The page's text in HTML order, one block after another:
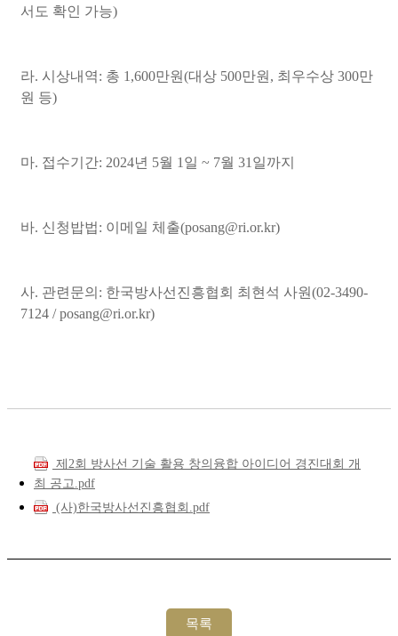
서도 확인 가능)
라. 시상내역: 총 1,600만원(대상 500만원, 최우수상 300만
원 등)
마. 접수기간: 2024년 5월 1일 ~ 7월 31일까지
바. 신청밥법: 이메일 체출(posang@ri.or.kr)
사. 관련문의: 한국방사선진흥협회 최현석 사원(02-3490-
7124 / posang@ri.or.kr)
제2회 방사선 기술 활용 창의융합 아이디어 경진대회 개
최 공고.pdf
(사)한국방사선진흥협회.pdf